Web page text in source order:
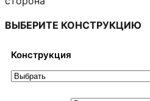
ВЫБЕРИТЕ КОНСТРУКЦИЮ
Конструкция